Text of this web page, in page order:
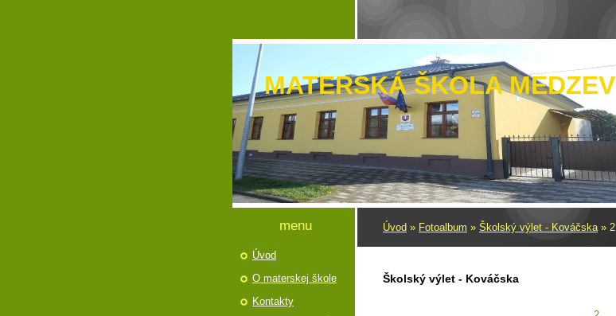
MATERSKÁ ŠKOLA MEDZEV
Úvod » Fotoalbum » Školský výlet - Kováčska» 2
Školský výlet - Kováčska
menu
Úvod
O materskej škole
Kontakty